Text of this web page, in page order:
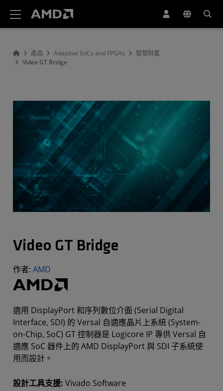
產品 Adaptive SoCs and FPGAs
智慧財產
Video GT Bridge
Video GT Bridge
作者: AMD
適用 DisplayPort 和序列數位介面 (Serial Digital
Interface, SDI) 的 Versal 自適應晶片上系統 (System-
on-Chip, SoC) GT 控制器是 Logicore IP 專供 Versal 自
適應 SoC 器件上的 AMD DisplayPort 與 SDI 子系統使
用而設計。
設計工具支援: Vivado Software